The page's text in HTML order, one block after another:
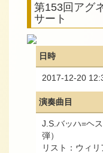
第153回アグ
サート
日時
2017-12-20
演奏曲目
J.S.バッハ=ヘ
弾）
リスト：ウィリ